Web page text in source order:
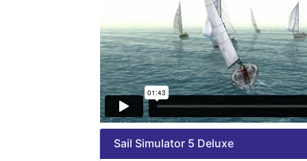
Sail Simulator 5 Deluxe